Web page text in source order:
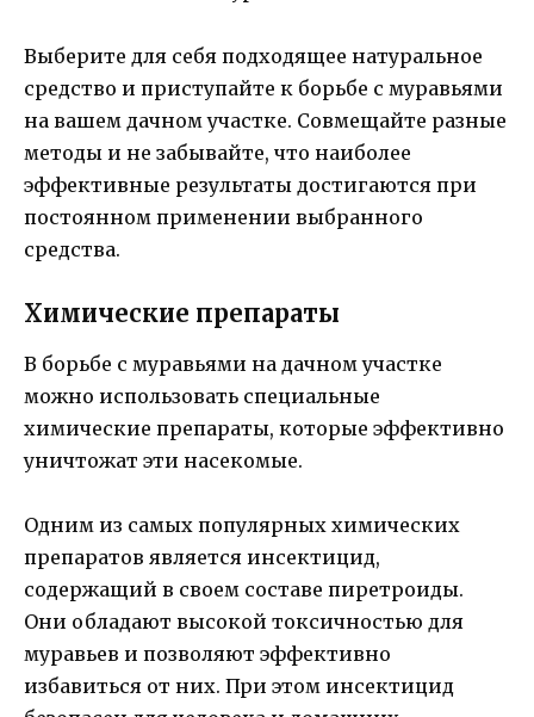
Выберите для себя подходящее натуральное
средство и приступайте к борьбе с муравьями
на вашем дачном участке. Совмещайте разные
методы и не забывайте, что наиболее
эффективные результаты достигаются при
постоянном применении выбранного
средства.
Химические препараты
В борьбе с муравьями на дачном участке
можно использовать специальные
химические препараты, которые эффективно
уничтожат эти насекомые.
Одним из самых популярных химических
препаратов является инсектицид,
содержащий в своем составе пиретроиды.
Они обладают высокой токсичностью для
муравьев и позволяют эффективно
избавиться от них. При этом инсектицид